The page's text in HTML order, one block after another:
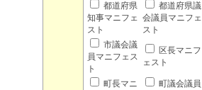
都道府県
知事マニフェ
スト
都道府県議
会議員マニフェ
スト
市議会議
員マニフェス
ト
区長マニフ
ェスト
町長マニ
町議会議員